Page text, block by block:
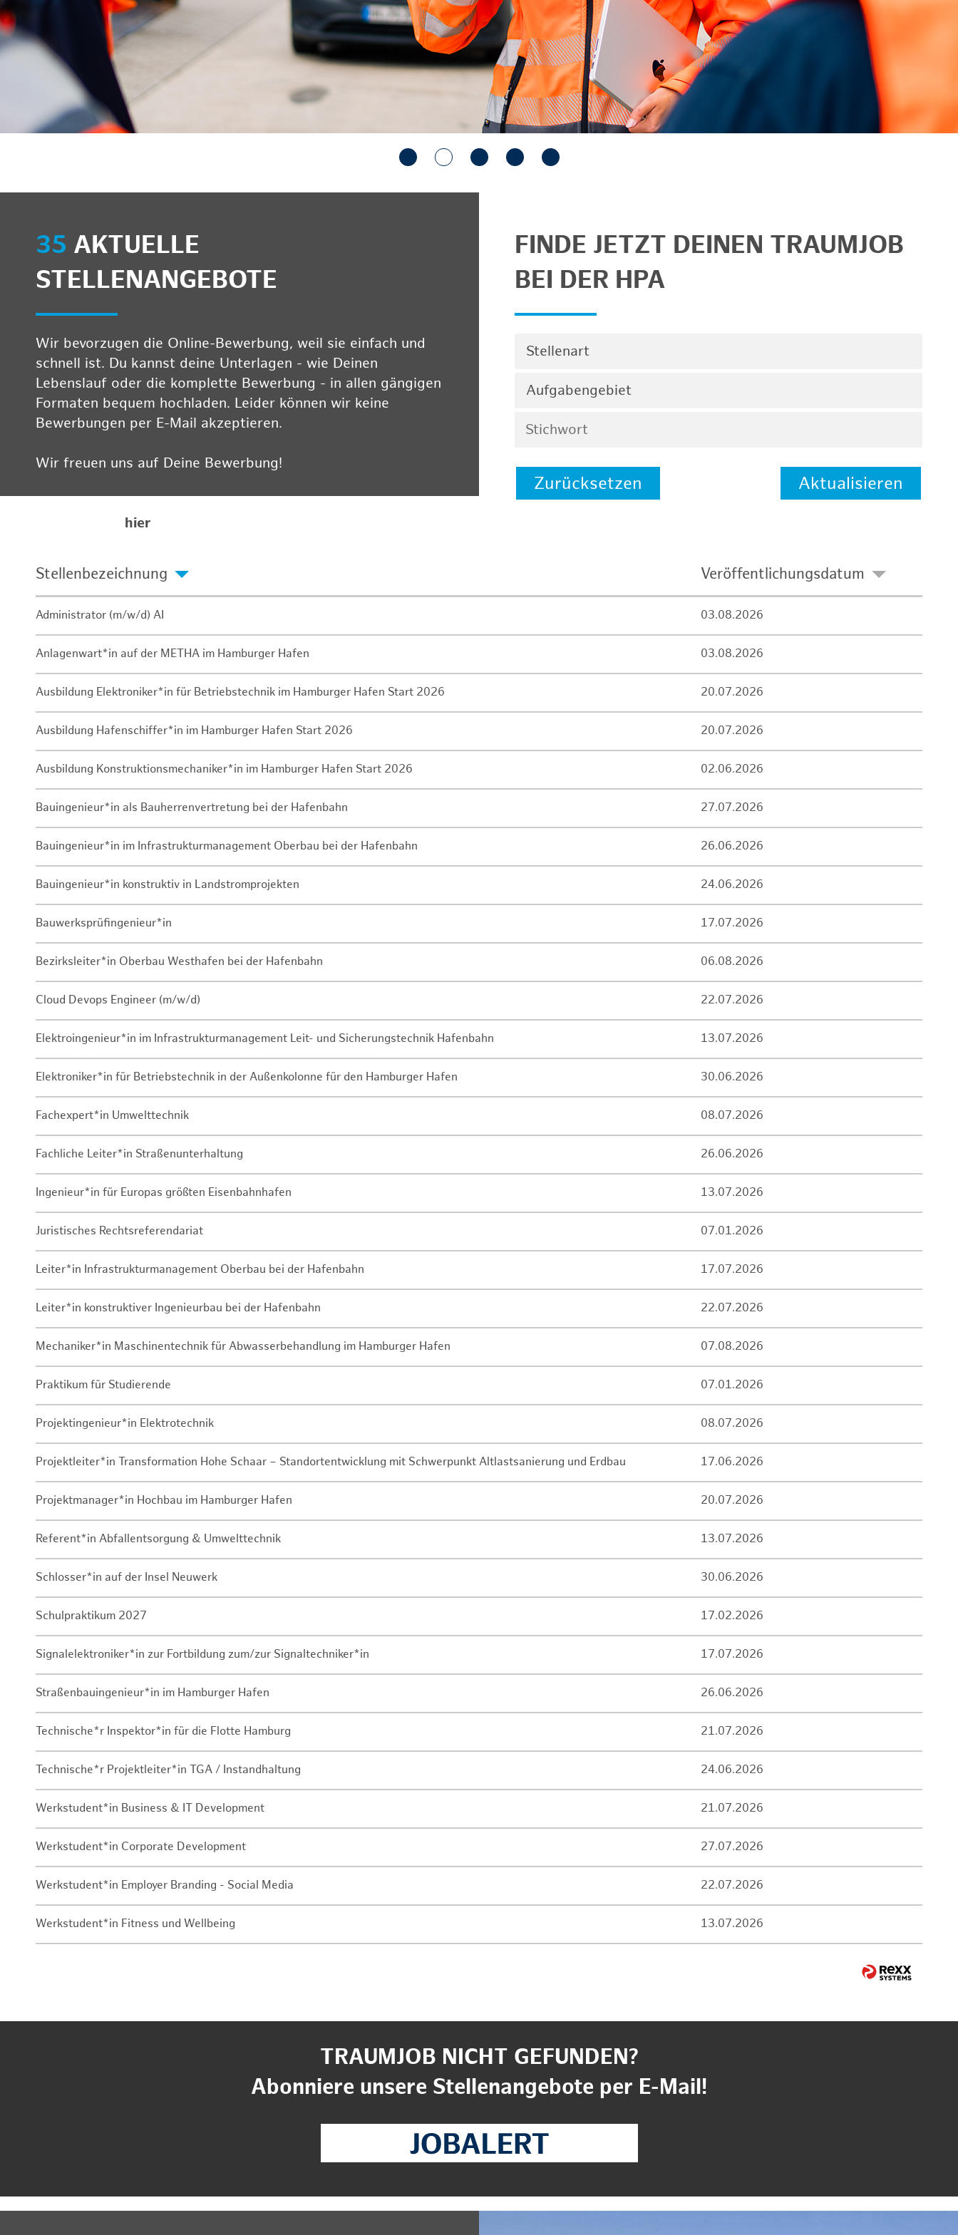
anzeigen/schließen
35 AKTUELLE
STELLENANGEBOTE
Wir bevorzugen die Online-Bewerbung, weil sie einfach und
schnell ist. Du kannst deine Unterlagen - wie Deinen
Lebenslauf oder die komplette Bewerbung - in allen gängigen
Formaten bequem hochladen. Leider können wir keine
Bewerbungen per E-Mail akzeptieren.
Wir freuen uns auf Deine Bewerbung!
hier
FINDE JETZT DEINEN TRAUMJOB
BEI DER HPA
Stellenart
Aufgabengebiet
Zurücksetzen Aktualisieren
Stellenbezeichnung Veröffentlichungsdatum
Administrator (m/w/d) AI 03.08.2026
Anlagenwart*in auf der METHA im Hamburger Hafen 03.08.2026
Ausbildung Elektroniker*in für Betriebstechnik im Hamburger Hafen Start 2026 20.07.2026
Ausbildung Hafenschiffer*in im Hamburger Hafen Start 2026 20.07.2026
Ausbildung Konstruktionsmechaniker*in im Hamburger Hafen Start 2026 02.06.2026
Bauingenieur*in als Bauherrenvertretung bei der Hafenbahn 27.07.2026
Bauingenieur*in im Infrastrukturmanagement Oberbau bei der Hafenbahn 26.06.2026
Bauingenieur*in konstruktiv in Landstromprojekten 24.06.2026
Bauwerksprüfingenieur*in 17.07.2026
Bezirksleiter*in Oberbau Westhafen bei der Hafenbahn 06.08.2026
Cloud Devops Engineer (m/w/d) 22.07.2026
Elektroingenieur*in im Infrastrukturmanagement Leit- und Sicherungstechnik Hafenbahn 13.07.2026
Elektroniker*in für Betriebstechnik in der Außenkolonne für den Hamburger Hafen 30.06.2026
Fachexpert*in Umwelttechnik 08.07.2026
Fachliche Leiter*in Straßenunterhaltung 26.06.2026
Ingenieur*in für Europas größten Eisenbahnhafen 13.07.2026
Juristisches Rechtsreferendariat 07.01.2026
Leiter*in Infrastrukturmanagement Oberbau bei der Hafenbahn 17.07.2026
Leiter*in konstruktiver Ingenieurbau bei der Hafenbahn 22.07.2026
Mechaniker*in Maschinentechnik für Abwasserbehandlung im Hamburger Hafen 07.08.2026
Praktikum für Studierende 07.01.2026
Projektingenieur*in Elektrotechnik 08.07.2026
Projektleiter*in Transformation Hohe Schaar – Standortentwicklung mit Schwerpunkt Altlastsanierung und Erdbau 17.06.2026
Projektmanager*in Hochbau im Hamburger Hafen 20.07.2026
Referent*in Abfallentsorgung & Umwelttechnik 13.07.2026
Schlosser*in auf der Insel Neuwerk 30.06.2026
Schulpraktikum 2027 17.02.2026
Signalelektroniker*in zur Fortbildung zum/zur Signaltechniker*in 17.07.2026
Straßenbauingenieur*in im Hamburger Hafen 26.06.2026
Technische*r Inspektor*in für die Flotte Hamburg 21.07.2026
Technische*r Projektleiter*in TGA / Instandhaltung 24.06.2026
Werkstudent*in Business & IT Development 21.07.2026
Werkstudent*in Corporate Development 27.07.2026
Werkstudent*in Employer Branding - Social Media 22.07.2026
Werkstudent*in Fitness und Wellbeing 13.07.2026
TRAUMJOB NICHT GEFUNDEN?
Abonniere unsere Stellenangebote per E-Mail!